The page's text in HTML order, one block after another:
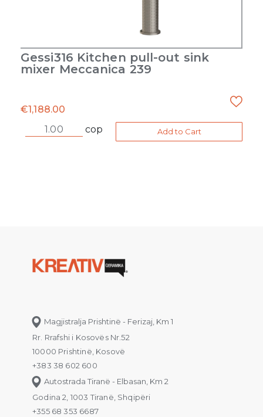
Gessi316 Kitchen pull-out sink
mixer Meccanica 239
€1,188.00
cop
Add to Cart
Magjistralja Prishtinë - Ferizaj, Km 1
Rr. Rrafshi i Kosovës Nr.52
10000 Prishtinë, Kosovë
+383 38 602 600
Autostrada Tiranë - Elbasan, Km 2
Godina 2, 1003 Tiranë, Shqipëri
+355 68 353 6687